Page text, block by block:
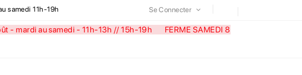
samedi 11h-19h Se Connecter
- mardi au samedi - 11h-13h // 15h-19h FERME SAMEDI 8